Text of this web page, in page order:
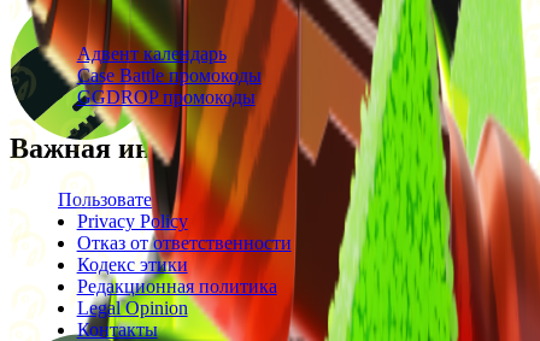
Свежие промокоды
Адвент календарь
Case Battle промокоды
GGDROP промокоды
Важная информация
Пользовательское соглашение
Privacy Policy
Отказ от ответственности
Кодекс этики
Редакционная политика
Legal Opinion
Контакты